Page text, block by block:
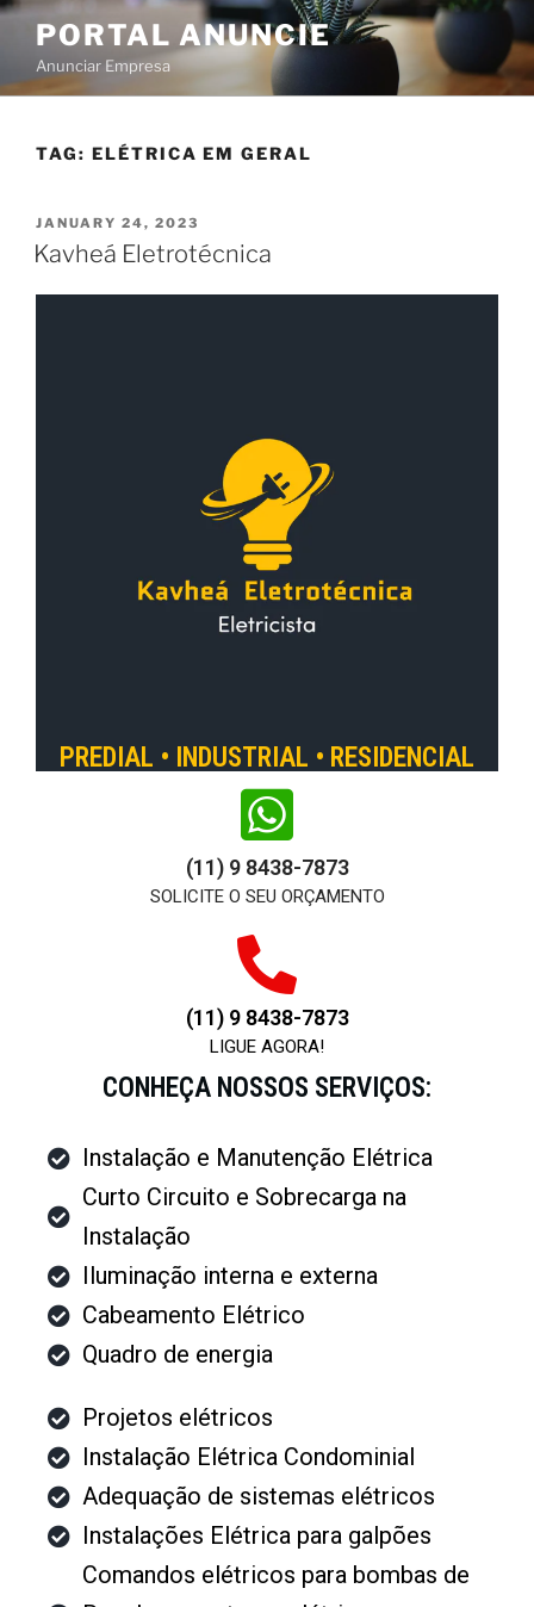
PORTAL ANUNCIE
Anunciar Empresa
TAG: ELÉTRICA EM GERAL
JANUARY 24, 2023
Kavheá Eletrotécnica
PREDIAL • INDUSTRIAL • RESIDENCIAL
(11) 9 8438-7873
SOLICITE O SEU ORÇAMENTO
(11) 9 8438-7873
LIGUE AGORA!
CONHEÇA NOSSOS SERVIÇOS:
Instalação e Manutenção Elétrica
Curto Circuito e Sobrecarga na
Instalação
Iluminação interna e externa
Cabeamento Elétrico
Quadro de energia
Projetos elétricos
Instalação Elétrica Condominial
Adequação de sistemas elétricos
Instalações Elétrica para galpões
Comandos elétricos para bombas de